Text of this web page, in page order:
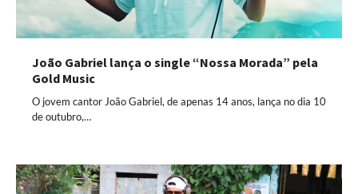
João Gabriel lança o single “Nossa Morada” pela
Gold Music
O jovem cantor João Gabriel, de apenas 14 anos, lança no dia 10
de outubro,…